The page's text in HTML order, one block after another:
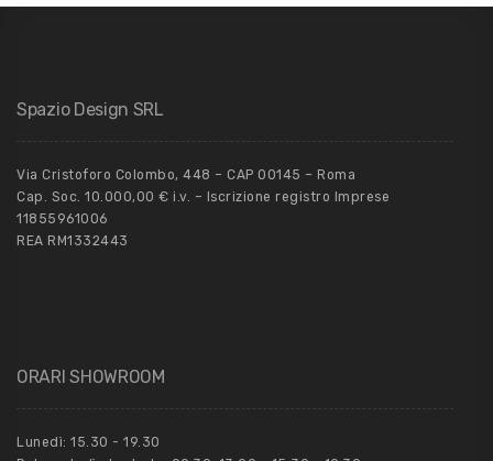
Spazio Design SRL
Via Cristoforo Colombo, 448 – CAP 00145 – Roma
Cap. Soc. 10.000,00 € i.v. – Iscrizione registro Imprese
11855961006
REA RM1332443
ORARI SHOWROOM
Lunedì: 15.30 - 19.30